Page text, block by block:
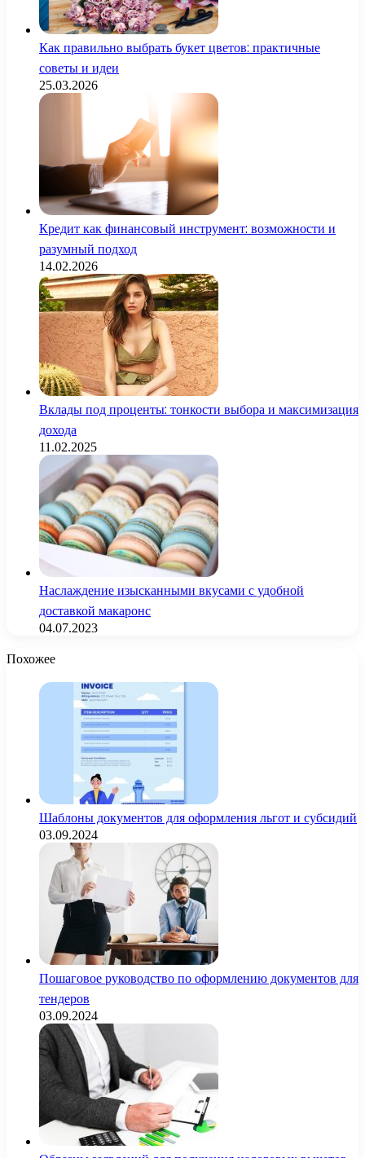
Как правильно выбрать букет цветов: практичные
советы и идеи
25.03.2026
Кредит как финансовый инструмент: возможности и
разумный подход
14.02.2026
Вклады под проценты: тонкости выбора и максимизация
дохода
11.02.2025
Наслаждение изысканными вкусами с удобной
доставкой макаронс
04.07.2023
Похожее
Шаблоны документов для оформления льгот и субсидий
03.09.2024
Пошаговое руководство по оформлению документов для
тендеров
03.09.2024